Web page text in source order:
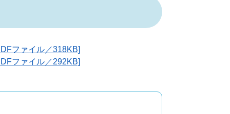
ファイル／318KB]
ファイル／292KB]